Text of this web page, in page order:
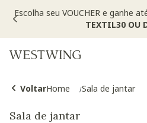
Escolha seu VOUCHER e ganhe
TEXTIL30 OU
VoltarHome Sala de jantar
Sala de jantar